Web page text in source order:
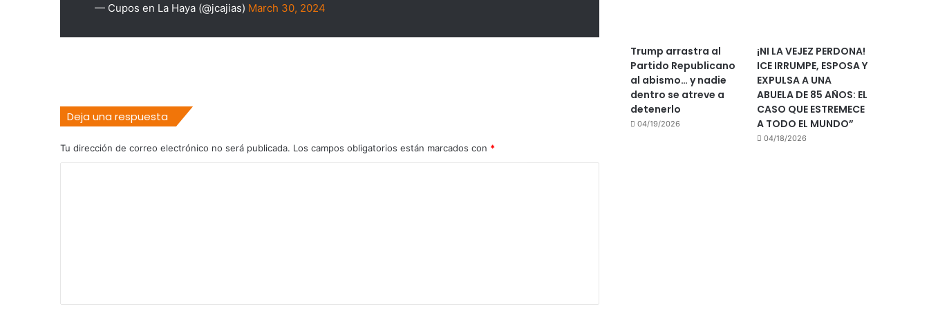
— Cupos en La Haya (@jcajias) March 30, 2024
Deja una respuesta
Tu dirección de correo electrónico no será publicada. Los campos obligatorios están marcados con *
Trump arrastra al
Partido Republicano
al abismo… y nadie
dentro se atreve a
detenerlo
04/19/2026
¡NI LA VEJEZ PERDONA!
ICE IRRUMPE, ESPOSA Y
EXPULSA A UNA
ABUELA DE 85 AÑOS: EL
CASO QUE ESTREMECE
A TODO EL MUNDO”
04/18/2026